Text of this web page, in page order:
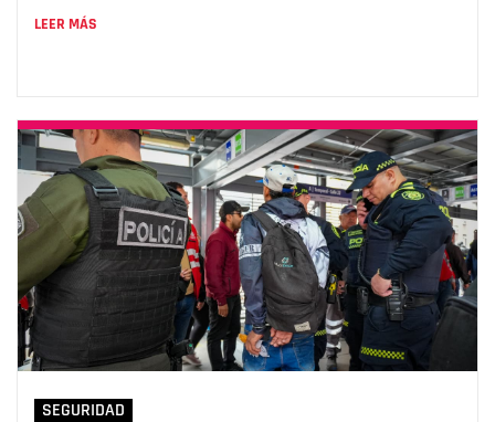
LEER MÁS
SEGURIDAD